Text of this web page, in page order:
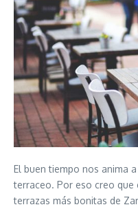
El buen tiempo nos anima
terraceo. Por eso creo que
terrazas más bonitas de